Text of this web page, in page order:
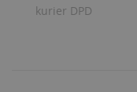
kurier DPD